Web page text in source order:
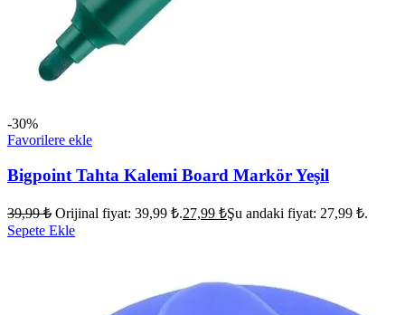
-30%
Favorilere ekle
Bigpoint Tahta Kalemi Board Markör Yeşil
39,99₺ Orijinal fiyat: 39,99 ₺.27,99 ₺Şu andaki fiyat: 27,99 ₺.
Sepete Ekle